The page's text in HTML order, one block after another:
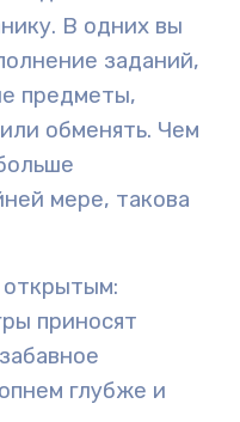
В одних вы
заданий,
предметы,
обменять. Чем
мере, такова
открытым:
приносят
глубже и